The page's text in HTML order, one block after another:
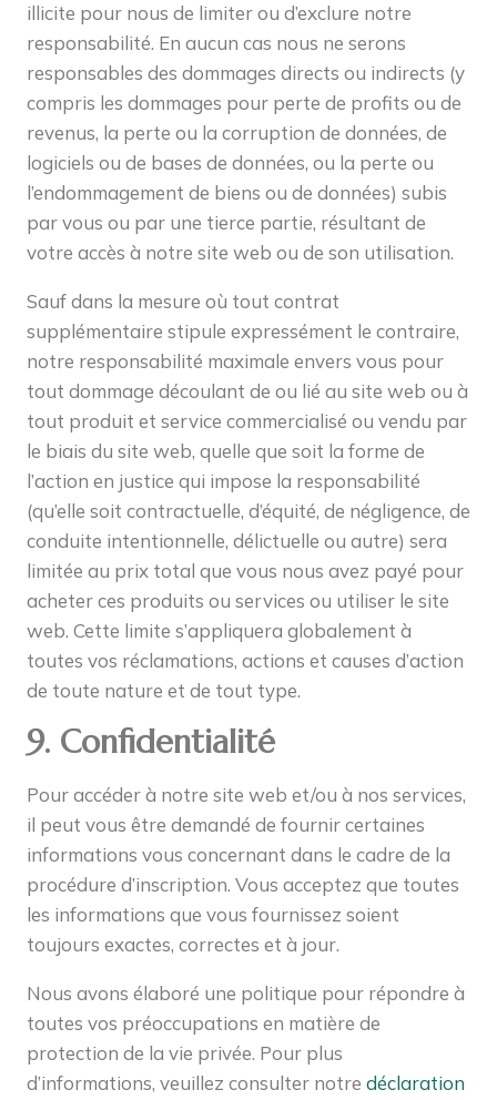
illicite pour nous de limiter ou d’exclure notre
responsabilité. En aucun cas nous ne serons
responsables des dommages directs ou indirects (y
compris les dommages pour perte de profits ou de
revenus, la perte ou la corruption de données, de
logiciels ou de bases de données, ou la perte ou
l’endommagement de biens ou de données) subis
par vous ou par une tierce partie, résultant de
votre accès à notre site web ou de son utilisation.
Sauf dans la mesure où tout contrat
supplémentaire stipule expressément le contraire,
notre responsabilité maximale envers vous pour
tout dommage découlant de ou lié au site web ou à
tout produit et service commercialisé ou vendu par
le biais du site web, quelle que soit la forme de
l’action en justice qui impose la responsabilité
(qu’elle soit contractuelle, d’équité, de négligence, de
conduite intentionnelle, délictuelle ou autre) sera
limitée au prix total que vous nous avez payé pour
acheter ces produits ou services ou utiliser le site
web. Cette limite s’appliquera globalement à
toutes vos réclamations, actions et causes d’action
de toute nature et de tout type.
9. Confidentialité
Pour accéder à notre site web et/ou à nos services,
il peut vous être demandé de fournir certaines
informations vous concernant dans le cadre de la
procédure d’inscription. Vous acceptez que toutes
les informations que vous fournissez soient
toujours exactes, correctes et à jour.
Nous avons élaboré une politique pour répondre à
toutes vos préoccupations en matière de
protection de la vie privée. Pour plus
d’informations, veuillez consulter notre déclaration